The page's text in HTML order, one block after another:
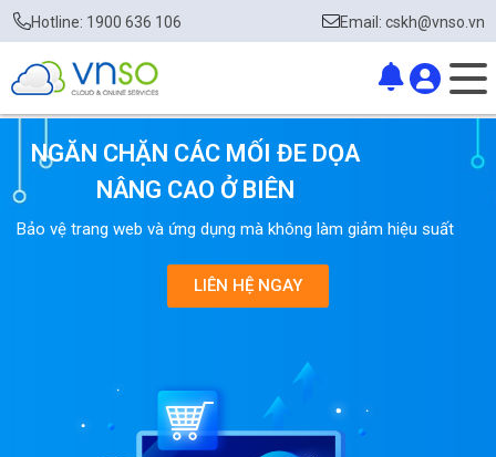
Hotline: 1900 636 106 Email: cskh@vnso.vn
NGĂN CHẶN CÁC MỐI ĐE DỌA
NÂNG CAO Ở BIÊN
Bảo vệ trang web và ứng dụng mà không làm giảm hiệu suất
LIÊN HỆ NGAY